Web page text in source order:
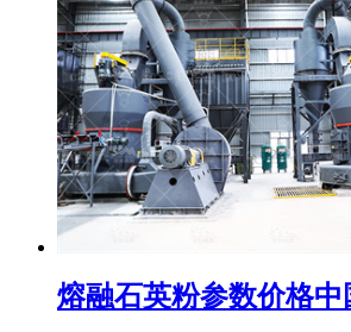
熔融石英粉参数价格中